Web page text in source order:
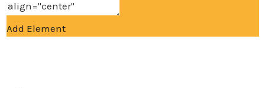
Add Element